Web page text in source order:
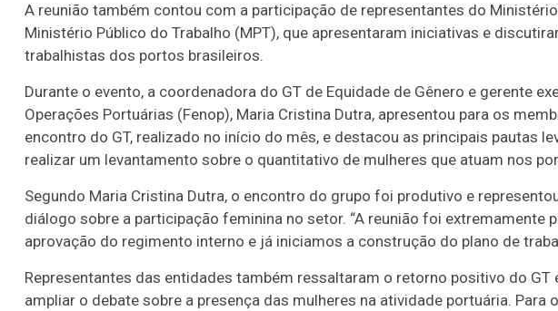
A reunião também contou com a participação de representantes do
Ministério Público do Trabalho (MPT), que apresentaram iniciativas e
trabalhistas dos portos brasileiros.
Durante o evento, a coordenadora do GT de Equidade de Gênero e gerente
Operações Portuárias (Fenop), Maria Cristina Dutra, apresentou para os
encontro do GT, realizado no início do mês, e destacou as principais pautas
realizar um levantamento sobre o quantitativo de mulheres que atuam nos
Segundo Maria Cristina Dutra, o encontro do grupo foi produtivo e
diálogo sobre a participação feminina no setor. “A reunião foi extremamente
aprovação do regimento interno e já iniciamos a construção do plano de
Representantes das entidades também ressaltaram o retorno positivo do GT
ampliar o debate sobre a presença das mulheres na atividade portuária. Para